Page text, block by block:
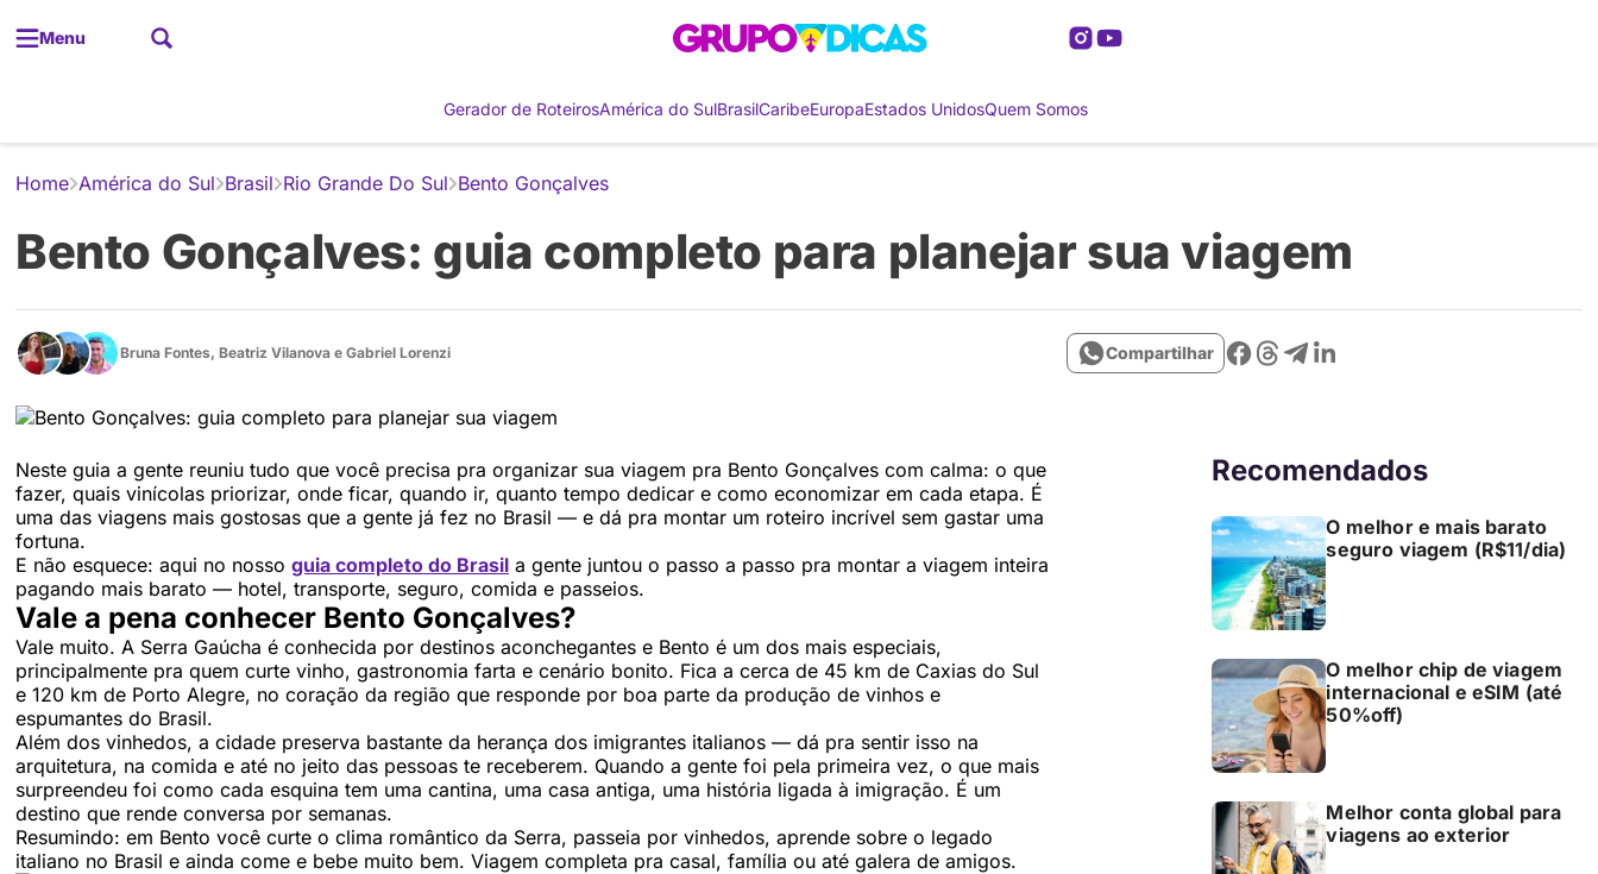
Menu
Gerador de RoteirosAmérica do SulBrasilCaribeEuropaEstados UnidosQuem Somos
Home América do Sul Brasil Rio Grande Do Sul Bento Gonçalves
Bento Gonçalves: guia completo para planejar sua viagem
Bruna Fontes, Beatriz Vilanova e Gabriel Lorenzi Compartilhar
Neste guia a gente reuniu tudo que você precisa pra organizar sua viagem pra Bento Gonçalves com calma: o que
fazer, quais vinícolas priorizar, onde ficar, quando ir, quanto tempo dedicar e como economizar em cada etapa. É
uma das viagens mais gostosas que a gente já fez no Brasil — e dá pra montar um roteiro incrível sem gastar uma
fortuna.
E não esquece: aqui no nosso guia completo do Brasil a gente juntou o passo a passo pra montar a viagem inteira
pagando mais barato — hotel, transporte, seguro, comida e passeios.
Vale a pena conhecer Bento Gonçalves?
Vale muito. A Serra Gaúcha é conhecida por destinos aconchegantes e Bento é um dos mais especiais,
principalmente pra quem curte vinho, gastronomia farta e cenário bonito. Fica a cerca de 45 km de Caxias do Sul
e 120 km de Porto Alegre, no coração da região que responde por boa parte da produção de vinhos e
espumantes do Brasil.
Além dos vinhedos, a cidade preserva bastante da herança dos imigrantes italianos — dá pra sentir isso na
arquitetura, na comida e até no jeito das pessoas te receberem. Quando a gente foi pela primeira vez, o que mais
surpreendeu foi como cada esquina tem uma cantina, uma casa antiga, uma história ligada à imigração. É um
destino que rende conversa por semanas.
Resumindo: em Bento você curte o clima romântico da Serra, passeia por vinhedos, aprende sobre o legado
italiano no Brasil e ainda come e bebe muito bem. Viagem completa pra casal, família ou até galera de amigos.
Recomendados
O melhor e mais barato
seguro viagem (R$11/dia)
O melhor chip de viagem
internacional e eSIM (até
50%off)
Melhor conta global para
viagens ao exterior